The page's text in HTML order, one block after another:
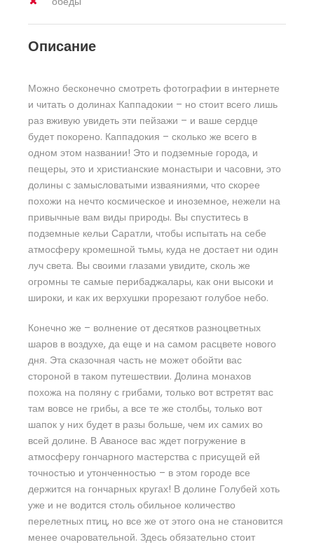
Описание
Можно бесконечно смотреть фотографии в интернете
и читать о долинах Каппадокии – но стоит всего лишь
раз вживую увидеть эти пейзажи – и ваше сердце
будет покорено. Каппадокия – сколько же всего в
одном этом названии! Это и подземные города, и
пещеры, это и христианские монастыри и часовни, это
долины с замысловатыми изваяниями, что скорее
похожи на нечто космическое и иноземное, нежели на
привычные вам виды природы. Вы спуститесь в
подземные кельи Саратли, чтобы испытать на себе
атмосферу кромешной тьмы, куда не достает ни один
луч света. Вы своими глазами увидите, сколь же
огромны те самые перибаджалары, как они высоки и
широки, и как их верхушки прорезают голубое небо.
Конечно же – волнение от десятков разноцветных
шаров в воздухе, да еще и на самом расцвете нового
дня. Эта сказочная часть не может обойти вас
стороной в таком путешествии. Долина монахов
похожа на поляну с грибами, только вот встретят вас
там вовсе не грибы, а все те же столбы, только вот
шапок у них будет в разы больше, чем их самих во
всей долине. В Аваносе вас ждет погружение в
атмосферу гончарного мастерства с присущей ей
точностью и утонченностью – в этом городе все
держится на гончарных кругах! В долине Голубей хоть
уже и не водится столь обильное количество
перелетных птиц, но все же от этого она не становится
менее очаровательной. Здесь обязательно стоит